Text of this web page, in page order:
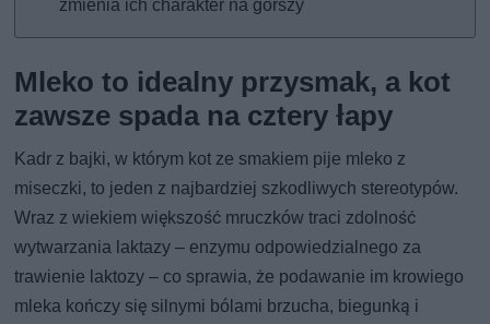
zmienia ich charakter na gorszy
Mleko to idealny przysmak, a kot
zawsze spada na cztery łapy
Kadr z bajki, w którym kot ze smakiem pije mleko z
miseczki, to jeden z najbardziej szkodliwych stereotypów.
Wraz z wiekiem większość mruczków traci zdolność
wytwarzania laktazy – enzymu odpowiedzialnego za
trawienie laktozy – co sprawia, że podawanie im krowiego
mleka kończy się silnymi bólami brzucha, biegunką i